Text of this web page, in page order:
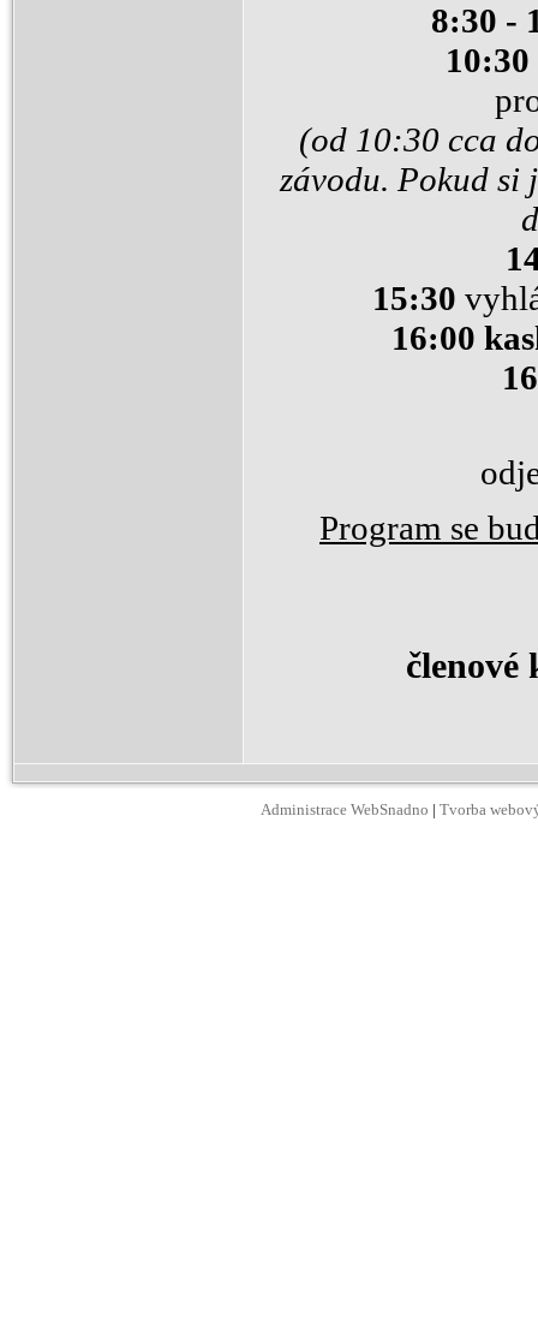
8:30 -
(od 10:30 cca
závodu. Pokud si
15:30
16:00
Program se
Administrace WebSnadno | Tvorba